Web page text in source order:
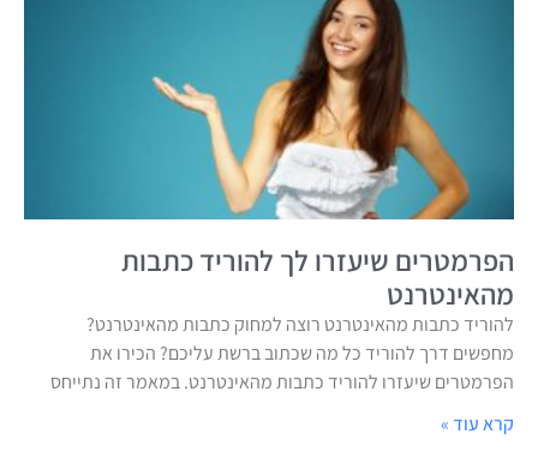
הפרמטרים שיעזרו לך להוריד כתבות
מהאינטרנט
להוריד כתבות מהאינטרנט רוצה למחוק כתבות מהאינטרנט?
מחפשים דרך להוריד כל מה שכתוב ברשת עליכם? הכירו את
הפרמטרים שיעזרו להוריד כתבות מהאינטרנט. במאמר זה נתייחס
קרא עוד »